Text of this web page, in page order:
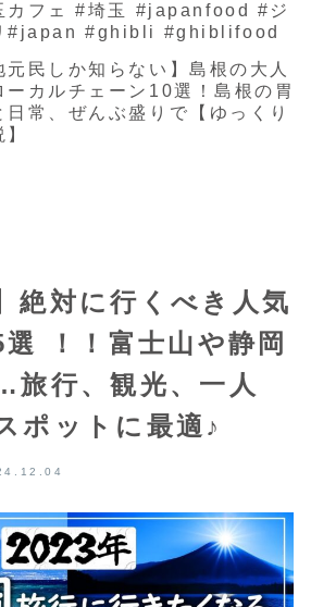
カフェ #埼玉 #japanfood #ジ
#japan #ghibli #ghiblifood
元民しか知らない】島根の大人
ーカルチェーン10選！島根の胃
日常、ぜんぶ盛りで【ゆっくり
絶対に行くべき人気
！！富士山や静岡
旅行、観光、一人
ポットに最適♪